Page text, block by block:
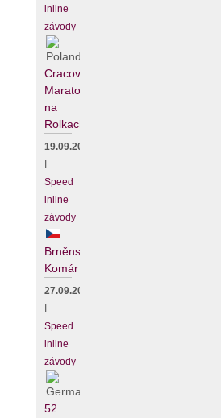
inline
závody
Cracovia
Maraton
na
Rolkach
19.09.2026
Speed
inline
závody
Brněnský
Komár
27.09.2026
Speed
inline
závody
52.